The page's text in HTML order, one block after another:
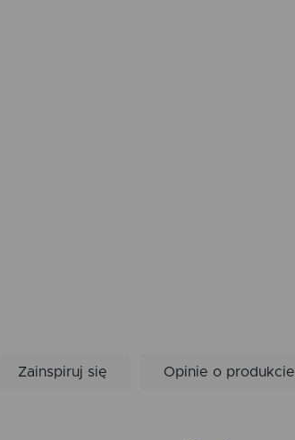
Zainspiruj się Opinie o produkcie